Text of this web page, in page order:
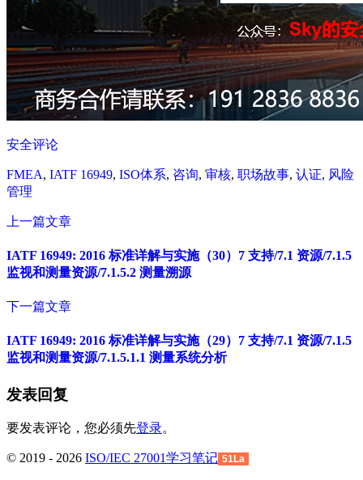
安全评论
FMEA, IATF 16949, ISO体系, 咨询, 审核, 职场故事, 认证, 风险
管理
上一篇文章
IATF 16949: 2016 标准详解与实施（30）7 支持/7.1 资源/7.1.5
监视和测量资源/7.1.5.2 测量溯源
下一篇文章
IATF 16949: 2016 标准详解与实施（29）7 支持/7.1 资源/7.1.5
监视和测量资源/7.1.5.1.1 测量系统分析
发表回复
要发表评论，您必须先登录。
© 2019 - 2026 ISO/IEC 27001学习笔记 51La